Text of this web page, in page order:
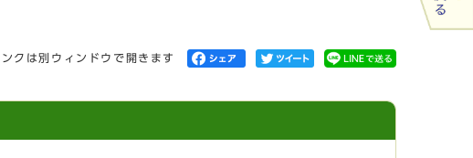
クは別ウィンドウで開きます